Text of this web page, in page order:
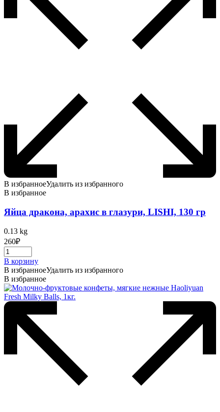
В избранноеУдалить из избранного
В избранное
Яйца дракона, арахис в глазури, LISHI, 130 гр
0.13 kg
260₽
В корзину
В избранноеУдалить из избранного
В избранное